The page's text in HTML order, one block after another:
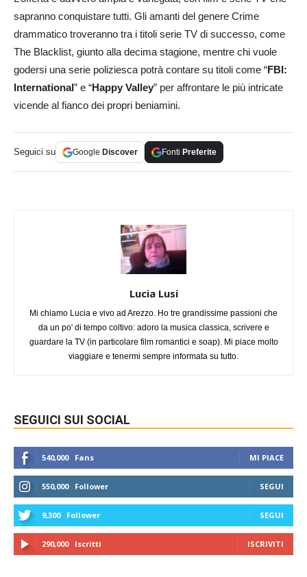
sapranno conquistare tutti. Gli amanti del genere Crime
drammatico troveranno tra i titoli serie TV di successo, come
The Blacklist, giunto alla decima stagione, mentre chi vuole
godersi una serie poliziesca potrà contare su titoli come “FBI:
International” e “Happy Valley” per affrontare le più intricate
vicende al fianco dei propri beniamini.
Seguici su Google Discover Fonti Preferite
Lucia Lusi
Mi chiamo Lucia e vivo ad Arezzo. Ho tre grandissime passioni che
da un po' di tempo coltivo: adoro la musica classica, scrivere e
guardare la TV (in particolare film romantici e soap). Mi piace molto
viaggiare e tenermi sempre informata su tutto.
SEGUICI SUI SOCIAL
540,000 Fans MI PIACE
550,000 Follower SEGUI
9,300 Follower SEGUI
290,000 Iscritti ISCRIVITI